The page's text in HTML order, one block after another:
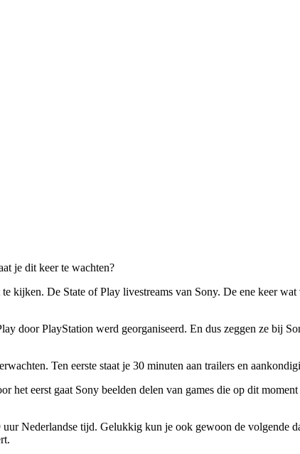
je dit keer te wachten?
kijken. De State of Play livestreams van Sony. De ene keer
door PlayStation werd georganiseerd. En dus zeggen ze bij
Ten eerste staat je 30 minuten aan trailers en
het eerst gaat Sony beelden delen van games die op dit
Nederlandse tijd. Gelukkig kun je ook gewoon de volgende